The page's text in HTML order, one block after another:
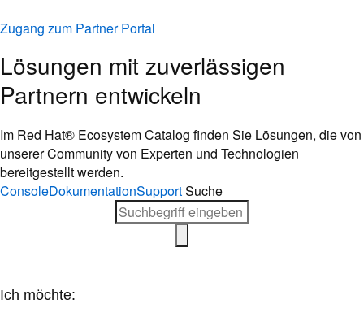
Zugang zum Partner Portal
Lösungen mit zuverlässigen
Partnern entwickeln
Im Red Hat® Ecosystem Catalog finden Sie Lösungen, die von
unserer Community von Experten und Technologien
bereitgestellt werden.
ConsoleDokumentationSupportSuche
Ich möchte: